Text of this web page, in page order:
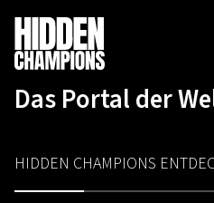
Das Portal der
HIDDEN CHAMPIONS